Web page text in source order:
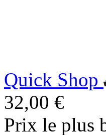
Quick Shop
32,00 €
Prix le plus